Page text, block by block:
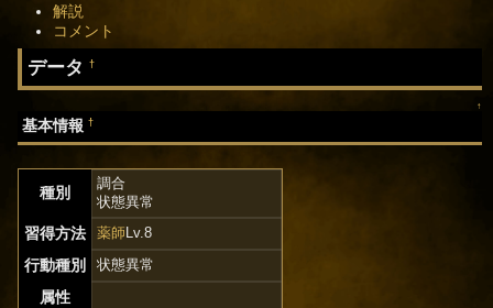
解説
コメント
データ†
↑
基本情報†
種別
調合
状態異常
習得方法 薬師 Lv.8
行動種別 状態異常
属性